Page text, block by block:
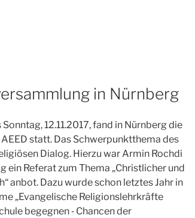
in Nürnberg
12.11.2017, fand in Nürnberg die
statt. Das Schwerpunktthema des
Dialog. Hierzu war Armin Rochdi
ein Referat zum Thema „Christlicher und
anbot. Dazu wurde schon letztes Jahr in
„Evangelische Religionslehrkräfte
begegnen ‑ Chancen der